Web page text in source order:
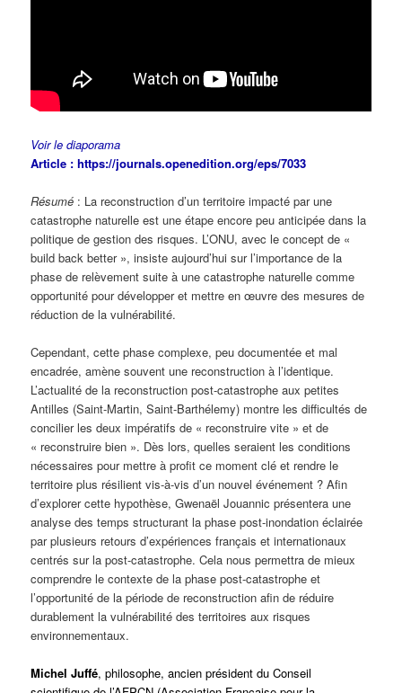
Voir le diaporama
Article : https://journals.openedition.org/eps/7033
Résumé : La reconstruction d’un territoire impacté par une
catastrophe naturelle est une étape encore peu anticipée dans la
politique de gestion des risques. L’ONU, avec le concept de «
build back better », insiste aujourd’hui sur l’importance de la
phase de relèvement suite à une catastrophe naturelle comme
opportunité pour développer et mettre en œuvre des mesures de
réduction de la vulnérabilité.
Cependant, cette phase complexe, peu documentée et mal
encadrée, amène souvent une reconstruction à l’identique.
L’actualité de la reconstruction post-catastrophe aux petites
Antilles (Saint-Martin, Saint-Barthélemy) montre les difficultés de
concilier les deux impératifs de « reconstruire vite » et de
« reconstruire bien ». Dès lors, quelles seraient les conditions
nécessaires pour mettre à profit ce moment clé et rendre le
territoire plus résilient vis-à-vis d’un nouvel événement ? Afin
d’explorer cette hypothèse, Gwenaël Jouannic présentera une
analyse des temps structurant la phase post-inondation éclairée
par plusieurs retours d’expériences français et internationaux
centrés sur la post-catastrophe. Cela nous permettra de mieux
comprendre le contexte de la phase post-catastrophe et
l’opportunité de la période de reconstruction afin de réduire
durablement la vulnérabilité des territoires aux risques
environnementaux.
Michel Juffé, philosophe, ancien président du Conseil